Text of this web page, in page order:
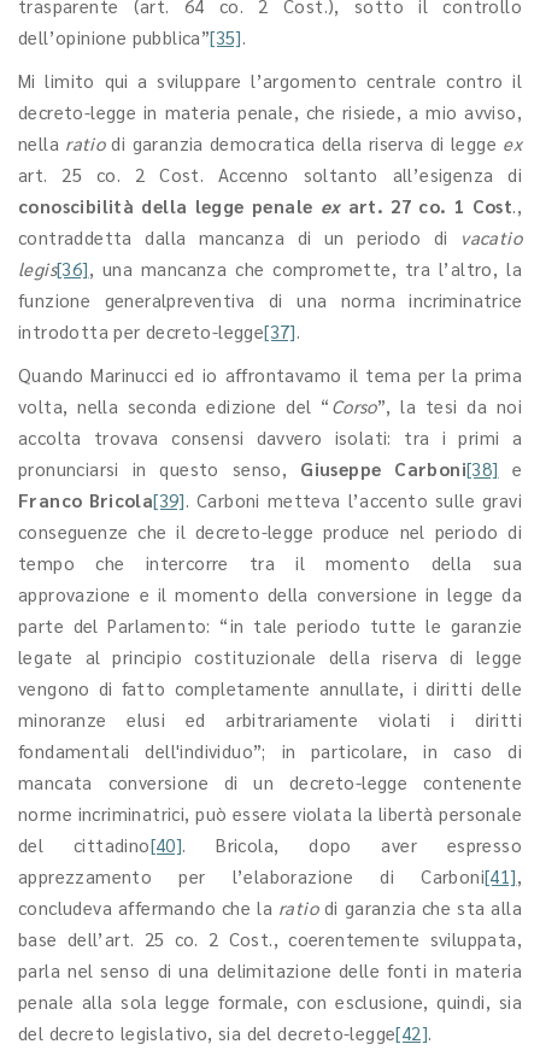
trasparente (art. 64 co. 2 Cost.), sotto il controllo
dell’opinione pubblica”[35].
Mi limito qui a sviluppare l’argomento centrale contro il
decreto-legge in materia penale, che risiede, a mio avviso,
nella ratiodi garanzia democratica della riserva di legge ex
art. 25 co. 2 Cost. Accenno soltanto all’esigenza di
conoscibilità della legge penale exart. 27 co. 1 Cost.,
contraddetta dalla mancanza di un periodo di vacatio
legis[36], una mancanza che compromette, tra l’altro, la
funzione generalpreventiva di una norma incriminatrice
introdotta per decreto-legge[37].
Quando Marinucci ed io affrontavamo il tema per la prima
volta, nella seconda edizione del “ Corso”, la tesi da noi
accolta trovava consensi davvero isolati: tra i primi a
pronunciarsi in questo senso, Giuseppe Carboni[38] e
Franco Bricola[39]. Carboni metteva l’accento sulle gravi
conseguenze che il decreto-legge produce nel periodo di
tempo che intercorre tra il momento della sua
approvazione e il momento della conversione in legge da
parte del Parlamento: “in tale periodo tutte le garanzie
legate al principio costituzionale della riserva di legge
vengono di fatto completamente annullate, i diritti delle
minoranze elusi ed arbitrariamente violati i diritti
fondamentali dell'individuo”; in particolare, in caso di
mancata conversione di un decreto-legge contenente
norme incriminatrici, può essere violata la libertà personale
del cittadino[40]. Bricola, dopo aver espresso
apprezzamento per l’elaborazione di Carboni[41],
concludeva affermando che la ratiodi garanzia che sta alla
base dell’art. 25 co. 2 Cost., coerentemente sviluppata,
parla nel senso di una delimitazione delle fonti in materia
penale alla sola legge formale, con esclusione, quindi, sia
del decreto legislativo, sia del decreto-legge[42].